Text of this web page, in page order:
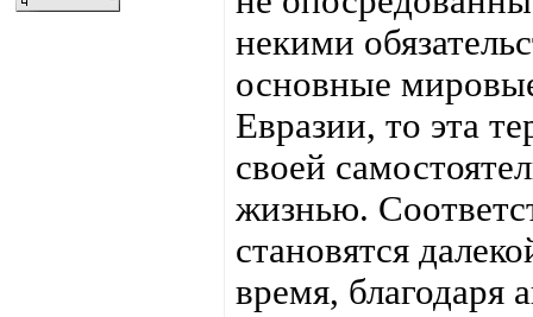
некими
основные
Евразии, то эта
своей
жизнью.
становятся
время, благодаря